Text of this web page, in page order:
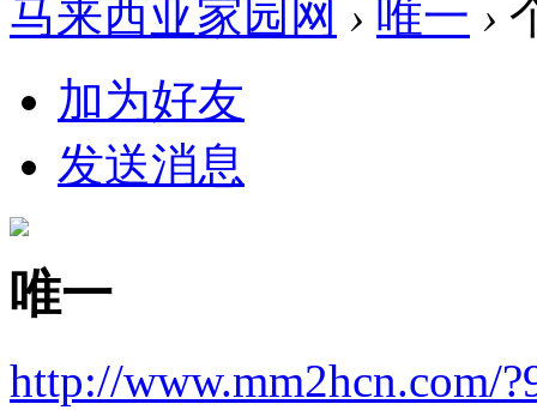
马来西亚家园网 › 唯一 ›
加为好友
发送消息
唯一
http://www.mm2hcn.com/